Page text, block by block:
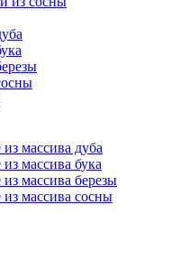
массива дуба
массива бука
массива березы
массива сосны